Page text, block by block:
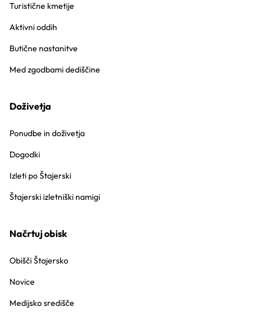
Turistične kmetije
Aktivni oddih
Butične nastanitve
Med zgodbami dediščine
Doživetja
Ponudbe in doživetja
Dogodki
Izleti po Štajerski
Štajerski izletniški namigi
Načrtuj obisk
Obišči Štajersko
Novice
Medijsko središče